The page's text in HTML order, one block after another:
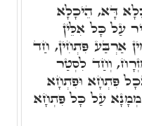
דָּא, הֵיכָלָא
עַל כָּל אִלֵּין
אַרְבַּע פִּתְחִין, חַד
וְחַד לִסְטַר
פִּתְחָא וּפִתְחָא
עַל כָּל פִּתְחָא